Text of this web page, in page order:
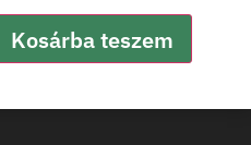
Kosárba teszem